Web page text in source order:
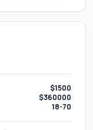
$1500
$360000
18-70